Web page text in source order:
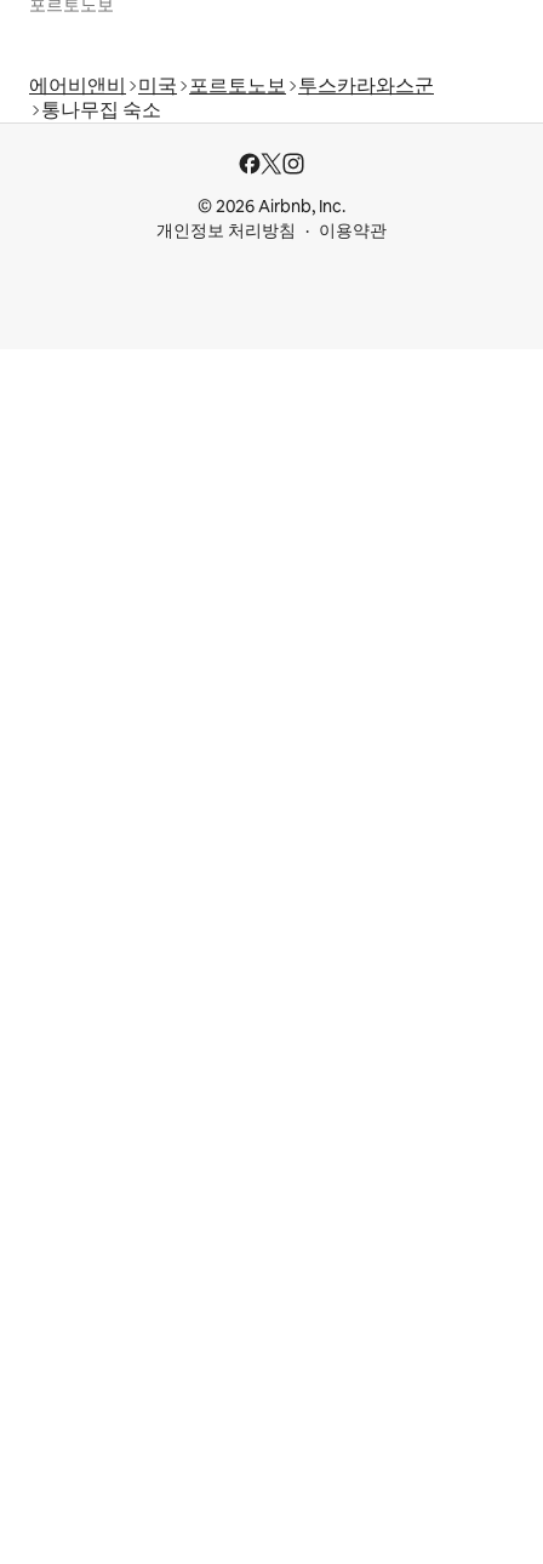
에어비앤비 미국 포르토노보 투스카라와스군
통나무집 숙소
© 2026 Airbnb, Inc.
개인정보 처리방침
이용약관